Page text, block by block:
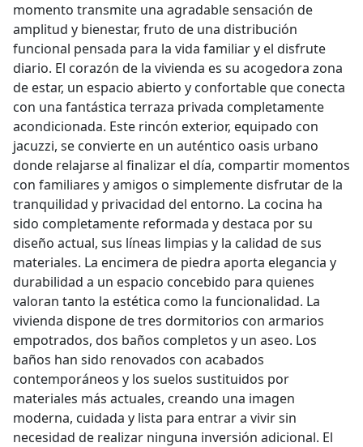
momento transmite una agradable sensación de
amplitud y bienestar, fruto de una distribución
funcional pensada para la vida familiar y el disfrute
diario. El corazón de la vivienda es su acogedora zona
de estar, un espacio abierto y confortable que conecta
con una fantástica terraza privada completamente
acondicionada. Este rincón exterior, equipado con
jacuzzi, se convierte en un auténtico oasis urbano
donde relajarse al finalizar el día, compartir momentos
con familiares y amigos o simplemente disfrutar de la
tranquilidad y privacidad del entorno. La cocina ha
sido completamente reformada y destaca por su
diseño actual, sus líneas limpias y la calidad de sus
materiales. La encimera de piedra aporta elegancia y
durabilidad a un espacio concebido para quienes
valoran tanto la estética como la funcionalidad. La
vivienda dispone de tres dormitorios con armarios
empotrados, dos baños completos y un aseo. Los
baños han sido renovados con acabados
contemporáneos y los suelos sustituidos por
materiales más actuales, creando una imagen
moderna, cuidada y lista para entrar a vivir sin
necesidad de realizar ninguna inversión adicional. El